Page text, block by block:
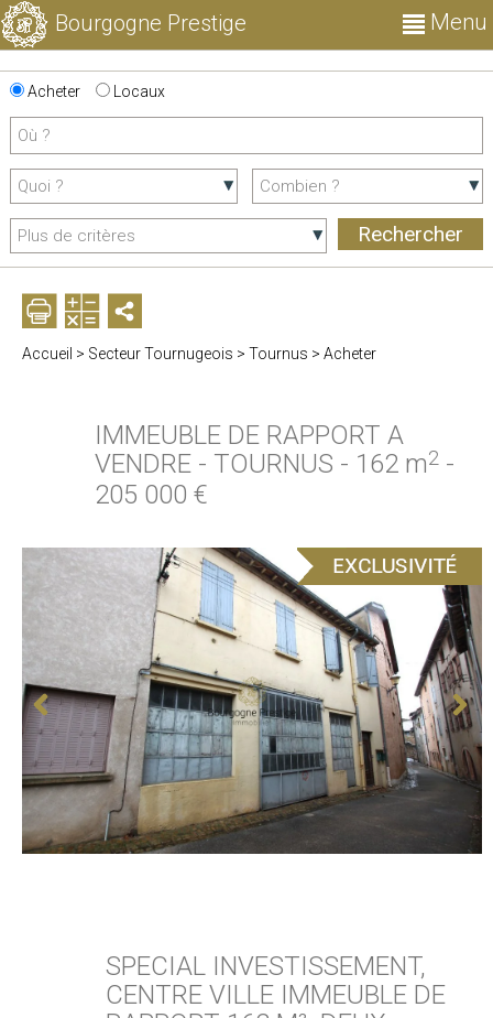
Bourgogne Prestige Menu
Acheter Locaux
Accueil > Secteur Tournugeois > Tournus > Acheter
IMMEUBLE DE RAPPORT A
VENDRE - TOURNUS - 162 m2 -
205 000 €
SPECIAL INVESTISSEMENT,
CENTRE VILLE IMMEUBLE DE